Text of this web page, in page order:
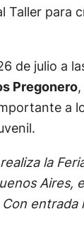
Taller para
de julio a
Pregonero,
a
la
Aires,
Con